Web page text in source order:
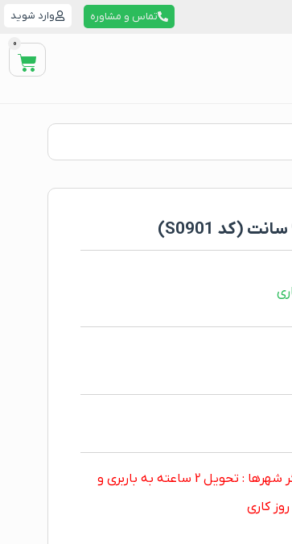
تماس و مشاوره وارد شوید
0
• سفارشات مشهد : تحویل 2 ساعته سفارشات دیگر شهرها : تحویل 2 ساعته به باربری و